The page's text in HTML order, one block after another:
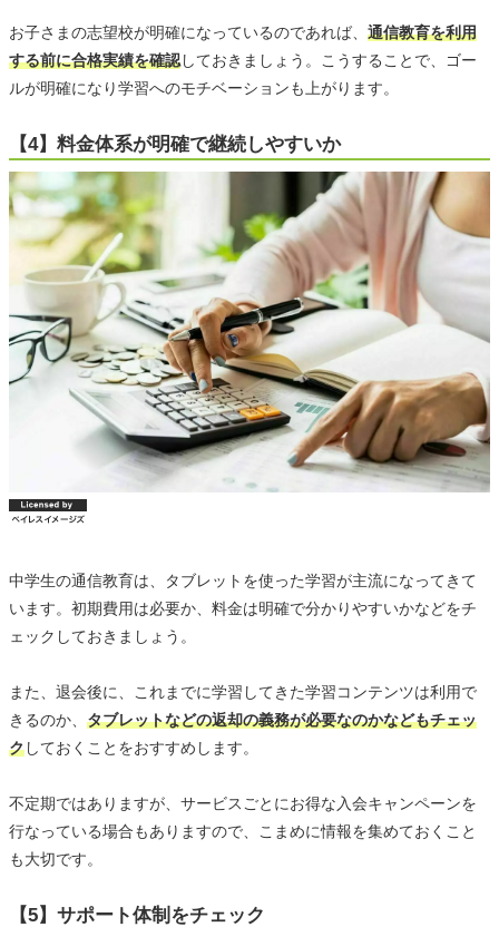
お子さまの志望校が明確になっているのであれば、 通信教育を利用
する前に合格実績を確認しておきましょう。こうすることで、ゴー
ルが明確になり学習へのモチベーションも上がります。
【4】料金体系が明確で継続しやすいか
中学生の通信教育は、タブレットを使った学習が主流になってきて
います。初期費用は必要か、料金は明確で分かりやすいかなどをチ
ェックしておきましょう。
また、退会後に、これまでに学習してきた学習コンテンツは利用で
きるのか、 タブレットなどの返却の義務が必要なのかなどもチェッ
クしておくことをおすすめします。
不定期ではありますが、サービスごとにお得な入会キャンペーンを
行なっている場合もありますので、こまめに情報を集めておくこと
も大切です。
【5】サポート体制をチェック